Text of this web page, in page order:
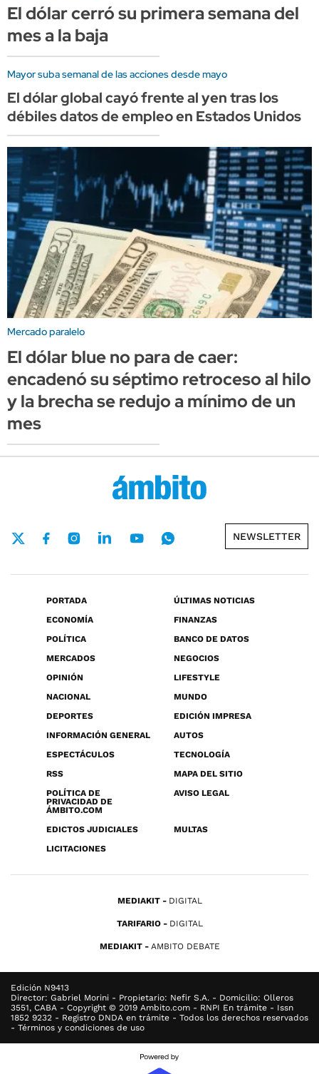
El dólar cerró su primera semana del
mes a la baja
Mayor suba semanal de las acciones desde mayo
El dólar global cayó frente al yen tras los
débiles datos de empleo en Estados Unidos
Mercado paralelo
El dólar blue no para de caer:
encadenó su séptimo retroceso al hilo
y la brecha se redujo a mínimo de un
mes
NEWSLETTER
PORTADA
ÚLTIMAS NOTICIAS
ECONOMÍA
FINANZAS
POLÍTICA
BANCO DE DATOS
MERCADOS
NEGOCIOS
OPINIÓN
LIFESTYLE
NACIONAL
MUNDO
DEPORTES
EDICIÓN IMPRESA
INFORMACIÓN GENERAL
AUTOS
ESPECTÁCULOS
TECNOLOGÍA
RSS
MAPA DEL SITIO
POLÍTICA DE
PRIVACIDAD DE
ÁMBITO.COM
AVISO LEGAL
EDICTOS JUDICIALES
MULTAS
LICITACIONES
MEDIAKIT DIGITAL
TARIFARIO DIGITAL
MEDIAKIT AMBITO DEBATE
Edición N9413
Director: Gabriel Morini - Propietario: Nefir S.A. - Domicilio: Olleros
3551, CABA - Copyright © 2019 Ambito.com - RNPI En trámite - Issn
1852 9232 - Registro DNDA en trámite - Todos los derechos reservados
- Términos y condiciones de uso